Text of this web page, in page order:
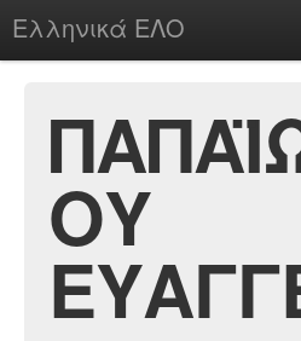
Ελληνικά ΕΛΟ
chesstu.be @ discord
LoginΟΥ